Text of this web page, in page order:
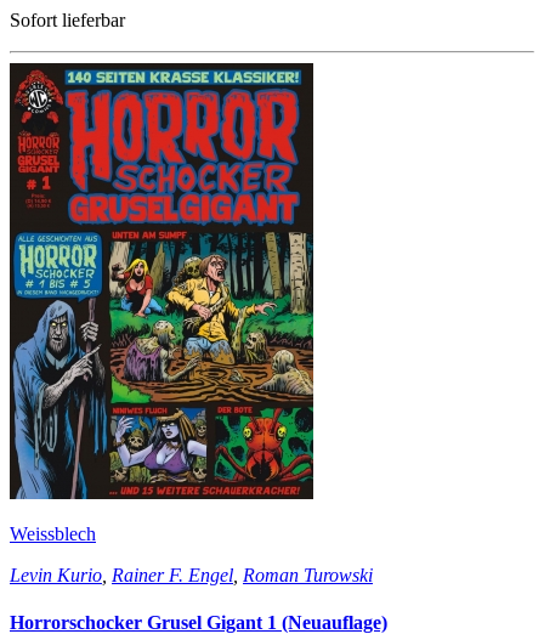
Sofort lieferbar
Weissblech
Levin Kurio Rainer F. Engel Roman Turowski
Horrorschocker Grusel Gigant 1 (Neuauflage)